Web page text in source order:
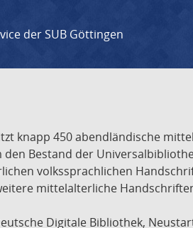
der SUB Göttingen
knapp 450 abendländische
Bestand der
volkssprachlichen
mittelalterliche
Digitale Bibliothek,